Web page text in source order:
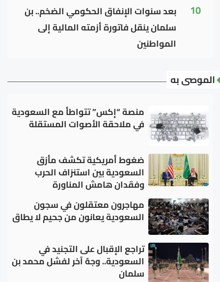
10
بعد سنوات الإنفاق الحكومي الضخم.. بن
سلمان ينقل فاتورة أزمته المالية إلى
المواطنين
الموصى به
منصة “إكس” تتواطأ مع السعودية
في ملاحقة الأصوات المستقلة
ضغوط أمريكية تكشف مأزق
السعودية بين استنزاف الحرب
وفقدان هامش المناورة
مهاجرون معتقلون في سجون
السعودية يعانون من جحيم لا يطاق
تراجع الإقبال على التجنيد في
السعودية.. وجهٌ آخر لفشل محمد بن
سلمان